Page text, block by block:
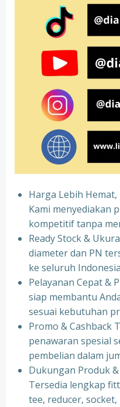
Harga Lebih
Kami menyediakan
kompetitif tanpa
⁠Ready Stock &
diameter dan PN
ke seluruh
⁠Pelayanan Cepat &
siap membantu
sesuai kebutuhan
⁠Promo & Cashback
penawaran spesial
pembelian dalam
⁠Dukungan Produk
Tersedia lengkap
tee, reducer,